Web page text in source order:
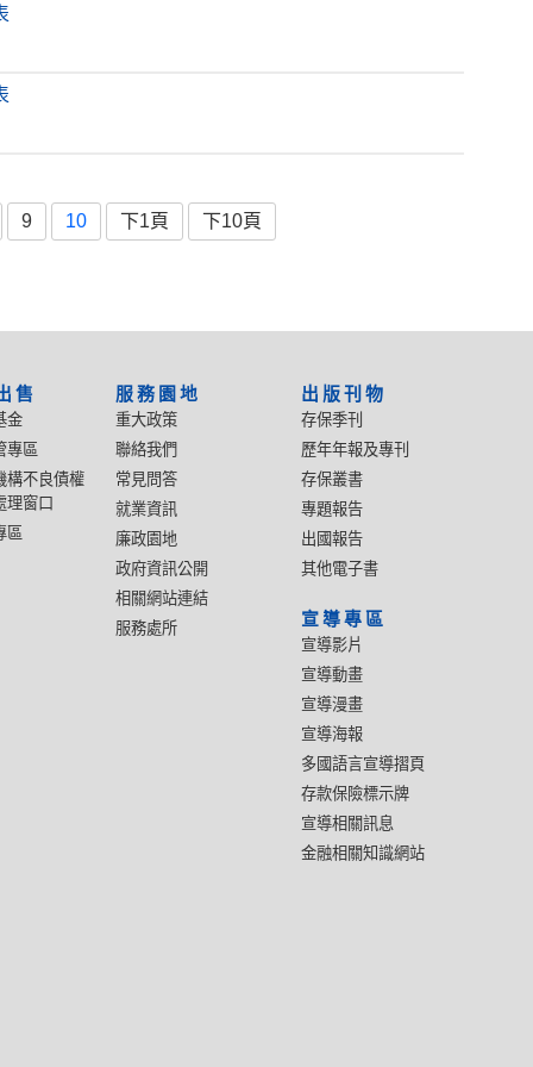
9 10 下1頁 下10頁
售
金
專區
構不良債權
理窗口
區
服務園地
重大政策
聯絡我們
常見問答
就業資訊
廉政園地
政府資訊公開
相關網站連結
服務處所
出版刊物
存保季刊
歷年年報及專刊
存保叢書
專題報告
出國報告
其他電子書
宣導專區
宣導影片
宣導動畫
宣導漫畫
宣導海報
多國語言宣導摺頁
存款保險標示牌
宣導相關訊息
金融相關知識網站